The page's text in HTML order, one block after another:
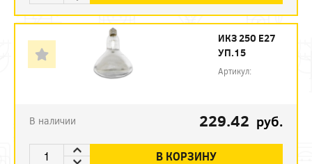
ИКЗ 250 Е27
УП.15
Артикул:
В наличии 229.42 руб.
В КОРЗИНУ